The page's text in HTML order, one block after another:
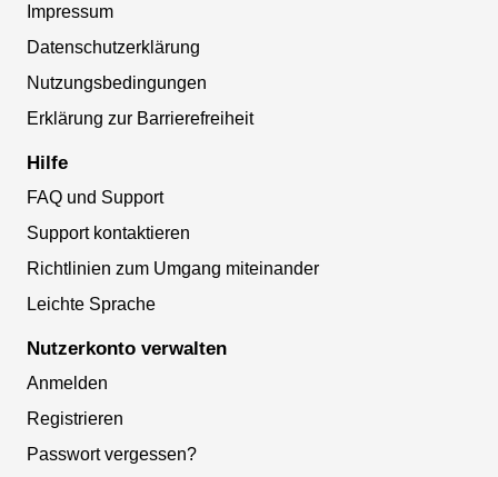
Impressum
Datenschutzerklärung
Nutzungsbedingungen
Erklärung zur Barrierefreiheit
Hilfe
FAQ und Support
Support kontaktieren
Richtlinien zum Umgang miteinander
Leichte Sprache
Nutzerkonto verwalten
Anmelden
Registrieren
Passwort vergessen?